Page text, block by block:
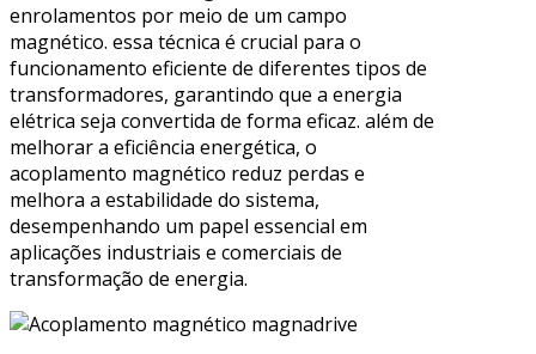
enrolamentos por meio de um campo
magnético. essa técnica é crucial para o
funcionamento eficiente de diferentes tipos de
transformadores, garantindo que a energia
elétrica seja convertida de forma eficaz. além de
melhorar a eficiência energética, o
acoplamento magnético reduz perdas e
melhora a estabilidade do sistema,
desempenhando um papel essencial em
aplicações industriais e comerciais de
transformação de energia.